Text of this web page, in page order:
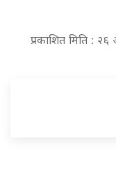
प्रकाशित मिति :